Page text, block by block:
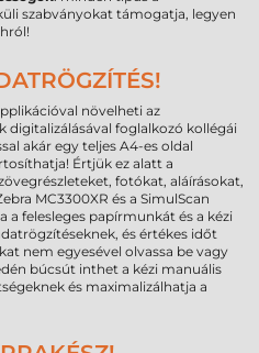
szabványokat támogatja, legyen
növelheti az
foglalkozó kollégái
akár egy teljes A4-es oldal
Értjük ez alatt a
fotókat, aláírásokat,
MC3300XR és a SimulScan
a felesleges papírmunkát és a kézi
és értékes időt
nem egyesével olvassa be vagy
búcsút inthet a kézi manuális
és maximalizálhatja a